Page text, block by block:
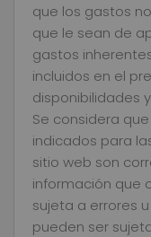
que los gastos
que le sean de
gastos
incluidos en el
disponibilidades
Se considera
indicados para
sitio web son
información que
sujeta a errores
pueden ser